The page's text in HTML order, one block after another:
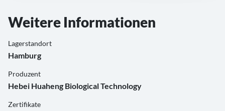
Weitere Informationen
Lagerstandort
Hamburg
Produzent
Hebei Huaheng Biological Technology
Zertifikate